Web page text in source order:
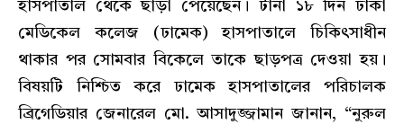
হাসপাতাল থেকে ছাড়া পেয়েছেন। টানা ১৮ দিন ঢাকা
মেডিকেল কলেজ (ঢামেক) হাসপাতালে চিকিৎসাধীন
থাকার পর সোমবার বিকেলে তাকে ছাড়পত্র দেওয়া হয়।
বিষয়টি নিশ্চিত করে ঢামেক হাসপাতালের পরিচালক
ব্রিগেডিয়ার জেনারেল মো. আসাদুজ্জামান জানান, “নুরুল